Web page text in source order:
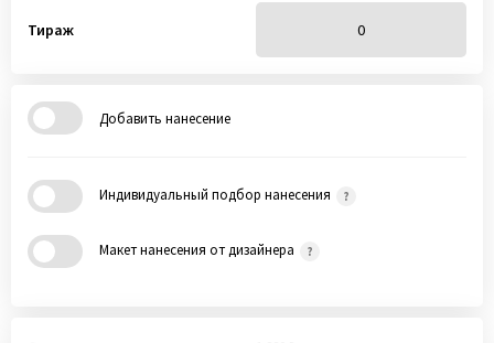
Тираж
Добавить нанесение
Индивидуальный подбор нанесения
Макет нанесения от дизайнера